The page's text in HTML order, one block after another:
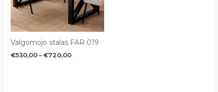
Valgomojo stalas FAR 019
€530,00 – €720,00